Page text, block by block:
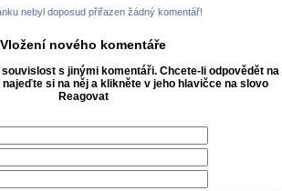
nebyl doposud přiřazen žádný komentář!
Vložení nového komentáře
s jinými komentáři. Chcete-li odpovědět na
si na něj a klikněte v jeho hlavičce na slovo
Reagovat